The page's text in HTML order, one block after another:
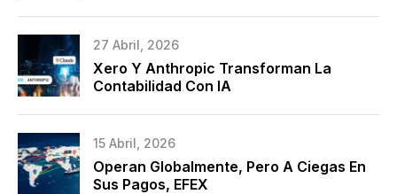
27 Abril, 2026
Xero Y Anthropic Transforman La
Contabilidad Con IA
15 Abril, 2026
Operan Globalmente, Pero A Ciegas En
Sus Pagos, EFEX